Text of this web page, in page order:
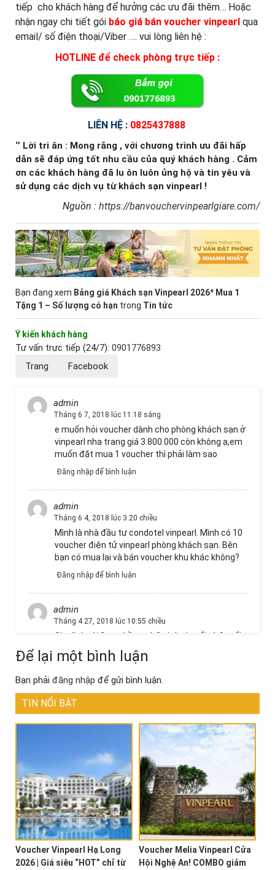
tiếp cho khách hàng để hưởng các ưu đãi thêm… Hoặc
nhận ngay chi tiết gói báo giá bán voucher vinpearl qua
email/ số điện thoại/Viber …. vui lòng liên hệ :
HOTLINE để check phòng trực tiếp :
LIÊN HỆ : 0825437888
‘’ Lời tri ân : Mong rằng , với chương trình ưu đãi hấp
dẫn sẽ đáp ứng tốt nhu cầu của quý khách hàng . Cảm
ơn các khách hàng đã lu ôn luôn ủng hộ và tin yêu và
sử dụng các dịch vụ từ khách sạn vinpearl !
Nguồn : https://banvouchervinpearlgiare.com/
Bạn đang xem Bảng giá Khách sạn Vinpearl 2026* Mua 1
Tặng 1 – Số lượng có hạn trong Tin tức
Ý kiến khách hàng
Tư vấn trực tiếp (24/7): 0901776893
Trang
Facebook
admin
Tháng 6 7, 2018 lúc 11:18 sáng
e muốn hỏi voucher dành cho phòng khách sạn ở
vinpearl nha trang giá 3.800.000 còn không ạ,em
muốn đặt mua 1 voucher thì phải làm sao
Đăng nhập để bình luận
admin
Tháng 6 4, 2018 lúc 3:20 chiều
Mình là nhà đầu tư condotel vinpearl. Mình có 10
voucher điện tử vinpearl phòng khách sạn. Bên
bạn có mua lại và bán voucher khu khác không?
Đăng nhập để bình luận
admin
Tháng 4 27, 2018 lúc 10:55 chiều
Gia đình tôi 2 vợ chồng và 2 cháu 1 tuổi và 9 tuổi.
Xin hỏi voucher sử dụng tại Vinpearl Hội An resort
and Villas, phòng deluxe đã bao gồm 2 trẻ em
có), và tháng 6 là thấp điểm hay cao điểm. Xin Lh
để tư vấn thêm. Số đt 0917836xxx
Xin cảm ơn,
Tháng 4 23, 2018 lúc 10:55 chiều
Gia Đình tôi có 4 người và 1 tre nhỏ 2 tuổi tôi nên
chon voucher vinpearl nào hợp lý,va giá cả a
Đăng nhập để bình luận
admin
Tháng 4 9, 2018 lúc 2:16 sáng
Để lại một bình luận
Bạn phải đăng nhập để gửi bình luận.
TIN NỔI BẬT
Voucher Vinpearl Hạ Long
2026 | Giá siêu “HOT” chỉ từ
Voucher Melia Vinpearl Cửa
Hội Nghệ An! COMBO giảm